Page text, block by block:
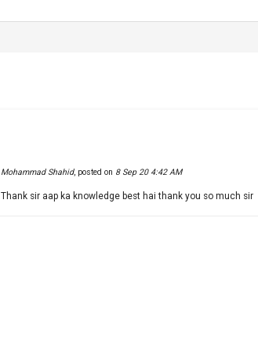
Mohammad Shahid,posted on 8 Sep 20 4:42 AM
Thank sir aap ka knowledge best hai thank you so much sir